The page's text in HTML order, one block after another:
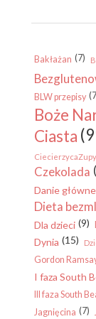
Bakłażan (7)
BLW przepisy
Boże
Ciasta
CiecierzycaZupy
Czekolada
Danie główne
Dieta
Dla dzieci (9)
Dynia (15)
Gordon
I faza South
III faza South
Jagnięcina (7)